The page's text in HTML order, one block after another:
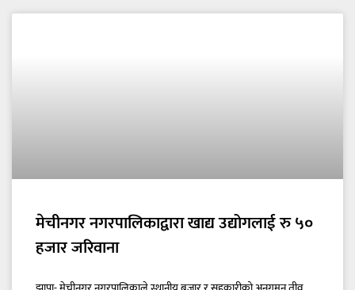
मेचीनगर नगरपालिकाद्वारा खाद्य उद्योगलाई रु ५०
हजार जरिवाना